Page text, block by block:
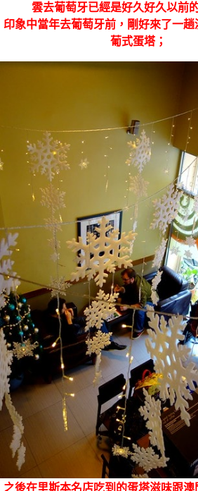
雲去葡萄牙已經是好久好久以前
印象中當年去葡萄牙前，剛好來了一趟
葡式蛋塔；
之後在里斯本名店吃到的蛋塔滋味跟澳